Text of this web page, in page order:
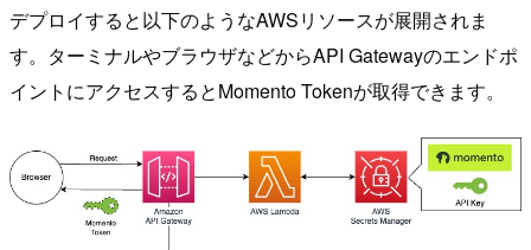
デプロイすると以下のようなAWSリソースが展開されま
す。ターミナルやブラウザなどからAPI Gatewayのエンドポ
イントにアクセスするとMomento Tokenが取得できます。